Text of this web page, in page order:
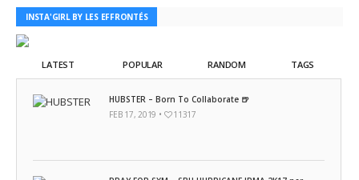
INSTA'GIRL BY LES EFFRONTÉS
LATEST POPULAR RANDOM TAGS
HUBSTER – Born To Collaborate 🍺
FEB 17, 2019 •
11317